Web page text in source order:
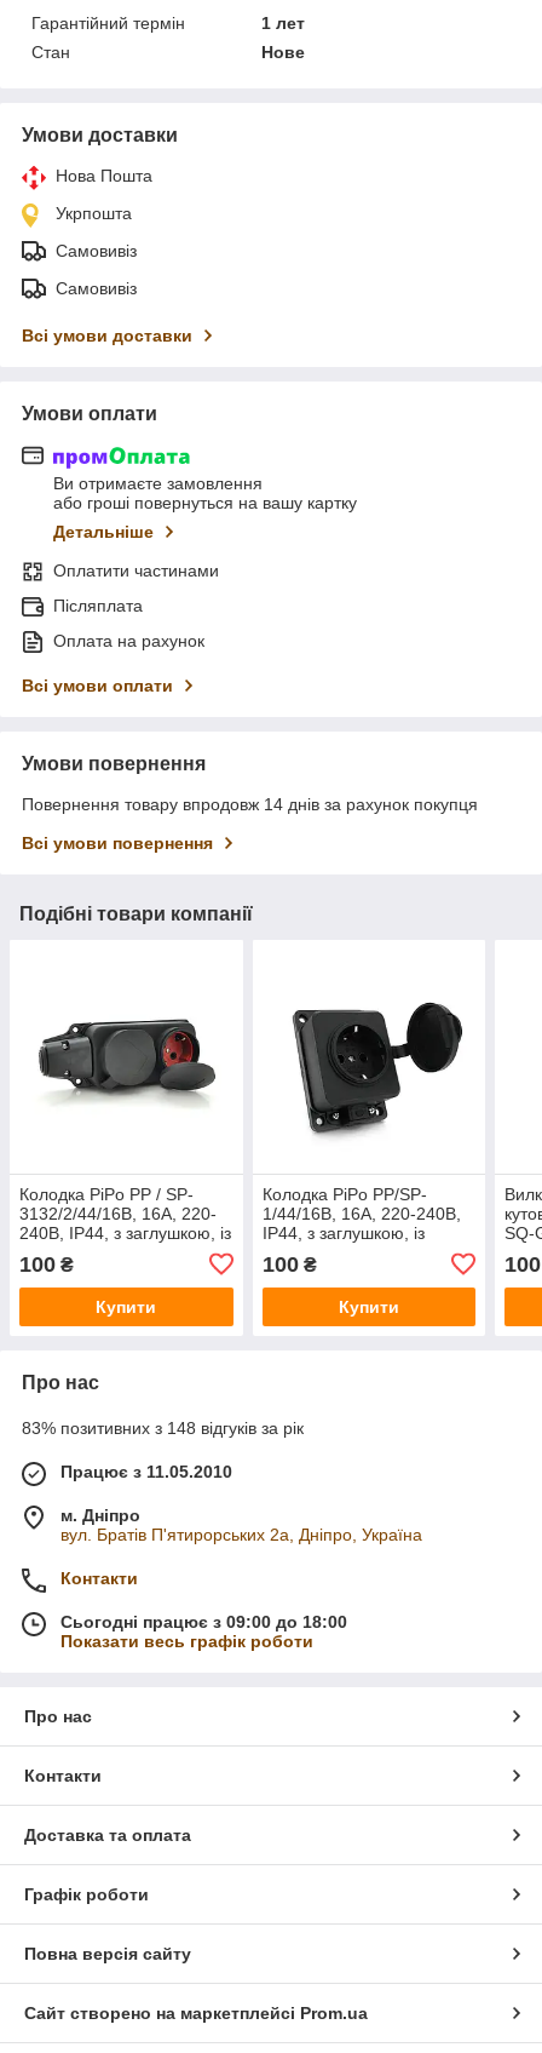
Гарантійний термін
1 лет
Стан
Нове
Умови доставки
Нова Пошта
Укрпошта
Самовивіз
Самовивіз
Всі умови доставки
Умови оплати
Ви отримаєте замовлення
або гроші повернуться на вашу картку
Детальніше
Оплатити частинами
Післяплата
Оплата на рахунок
Всі умови оплати
Умови повернення
Повернення товару впродовж 14 днів за рахунок покупця
Всі умови повернення
Подібні товари компанії
Колодка PiPo PP / SP-
3132/2/44/16B, 16А, 220-
240В, IP44, з заглушкою, із
каучук, чорний, Q25
100 ₴
Купити
Колодка PiPo PP/SP-
1/44/16B, 16А, 220-240В,
IP44, з заглушкою, із
каучук, чорний, Q30
100₴
Купити
SQ-
100
Про нас
83% позитивних з 148 відгуків за рік
Працює з 11.05.2010
м. Дніпро
вул. Братів П'ятирорських 2а, Дніпро, Україна
Контакти
Сьогодні працює з 09:00 до 18:00
Показати весь графік роботи
Про нас
Контакти
Доставка та оплата
Графік роботи
Повна версія сайту
Сайт створено на маркетплейсі Prom.ua